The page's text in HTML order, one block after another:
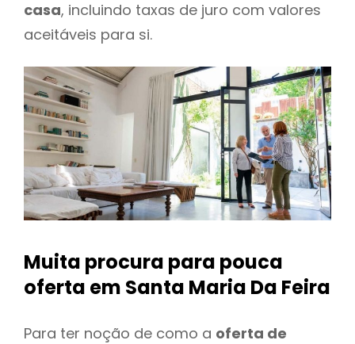
casa, incluindo taxas de juro com valores
aceitáveis para si.
Muita procura para pouca
oferta em Santa Maria Da Feira
Para ter noção de como a oferta de